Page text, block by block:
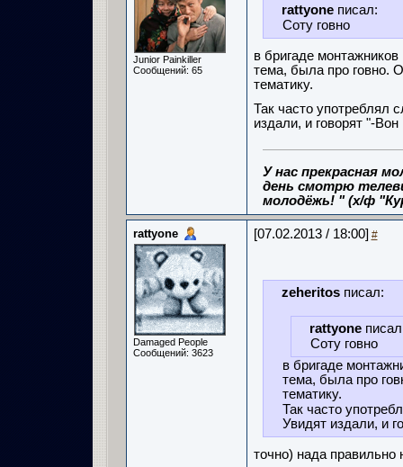
Junior Painkiller
Сообщений: 65
rattyoneписал:
Соту говно
в бригаде
тема, была про говно.
тематику.
Так часто употреблял
издали, и говорят "-
У нас прекрасная
день смотрю
молодёжь! " (х/ф
rattyone
Damaged People
Сообщений: 3623
[07.02.2013 / 18:00] #
zeheritos писал:
rattyone
Соту говно
в бригаде
тема, была про
тематику.
Так часто
Увидят издали, и
точно) нада правильно